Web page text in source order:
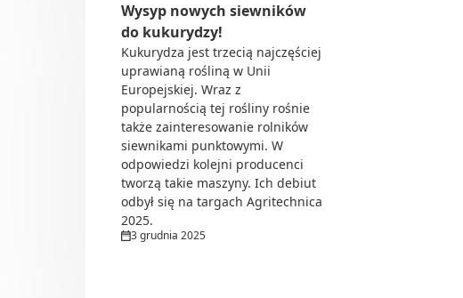
Wysyp nowych siewników
do kukurydzy!
Kukurydza jest trzecią najczęściej
uprawianą rośliną w Unii
Europejskiej. Wraz z
popularnością tej rośliny rośnie
także zainteresowanie rolników
siewnikami punktowymi. W
odpowiedzi kolejni producenci
tworzą takie maszyny. Ich debiut
odbył się na targach Agritechnica
2025.
3 grudnia 2025